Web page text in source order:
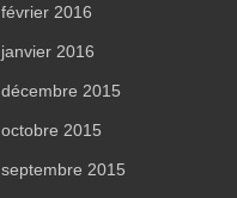
février 2016
janvier 2016
décembre 2015
octobre 2015
septembre 2015